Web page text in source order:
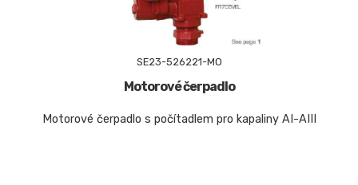
SE23-526221-MO
Motorové čerpadlo
Motorové čerpadlo s počítadlem pro kapaliny AI-AIII